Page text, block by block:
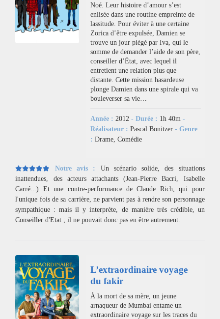
Noé. Leur histoire d’amour s’est
enlisée dans une routine empreinte de
lassitude. Pour éviter à une certaine
Zorica d’être expulsée, Damien se
trouve un jour piégé par Iva, qui le
somme de demander l’aide de son père,
conseiller d’État, avec lequel il
entretient une relation plus que
distante. Cette mission hasardeuse
plonge Damien dans une spirale qui va
bouleverser sa vie…
Année : 2012- Durée : 1h 40m-
Réalisateur :Pascal Bonitzer- Genre
:Drame, Comédie
Notre avis : Un scénario solide, des situations
inattendues, des acteurs attachants (Jean-Pierre Bacri, Isabelle
Carré...) Et une contre-performance de Claude Rich, qui pour
l'unique fois de sa carrière, ne parvient pas à rendre son personnage
sympathique : mais il y interprète, de manière très crédible, un
Conseiller d'Etat ; il ne pouvait donc pas en être autrement.
L’extraordinaire voyage
du fakir
À la mort de sa mère, un jeune
arnaqueur de Mumbai entame un
extraordinaire voyage sur les traces du